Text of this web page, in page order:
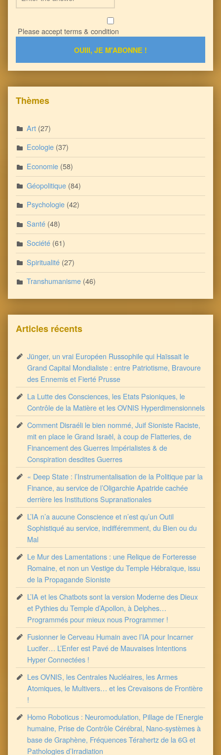
Please accept terms & condition
Thèmes
Art (27)
Ecologie (37)
Economie (58)
Géopolitique (84)
Psychologie (42)
Santé (48)
Société (61)
Spiritualité (27)
Transhumanisme (46)
Articles récents
Jünger, un vrai Européen Russophile qui Haïssait le
Grand Capital Mondialiste : entre Patriotisme, Bravoure
des Ennemis et Fierté Prusse
La Lutte des Consciences, les Etats Psioniques, le
Contrôle de la Matière et les OVNIS Hyperdimensionnels
Comment Disraéli le bien nommé, Juif Sioniste Raciste,
mit en place le Grand Israël, à coup de Flatteries, de
Financement des Guerres Impérialistes & de
Conspiration desdites Guerres
« Deep State : l’Instrumentalisation de la Politique par la
Finance, au service de l’Oligarchie Apatride cachée
derrière les Institutions Supranationales
L’IA n’a aucune Conscience et n’est qu’un Outil
Sophistiqué au service, indifféremment, du Bien ou du
Mal
Le Mur des Lamentations : une Relique de Forteresse
Romaine, et non un Vestige du Temple Hébraïque, issu
de la Propagande Sioniste
L’IA et les Chatbots sont la version Moderne des Dieux
et Pythies du Temple d’Apollon, à Delphes…
Programmés pour mieux nous Programmer !
Fusionner le Cerveau Humain avec l’IA pour Incarner
Lucifer… L’Enfer est Pavé de Mauvaises Intentions
Hyper Connectées !
Les OVNIS, les Centrales Nucléaires, les Armes
Atomiques, le Multivers… et les Crevaisons de Frontière
!
Homo Roboticus : Neuromodulation, Pillage de l’Energie
humaine, Prise de Contrôle Cérébral, Nano-systèmes à
base de Graphène, Fréquences Térahertz de la 6G et
Pathologies d’Irradiation